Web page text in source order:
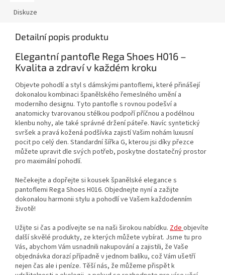
Diskuze
Detailní popis produktu
Elegantní pantofle Rega Shoes H016 –
Kvalita a zdraví v každém kroku
Objevte pohodlí a styl s dámskými pantoflemi, které přinášejí
dokonalou kombinaci španělského řemeslného umění a
moderního designu. Tyto pantofle s rovnou podešví a
anatomicky tvarovanou stélkou podpoří příčnou a podélnou
klenbu nohy, ale také správné držení páteře. Navíc syntetický
svršek a pravá kožená podšívka zajistí Vašim nohám luxusní
pocit po celý den. Standardní šířka G, kterou jsi díky přezce
můžete upravit dle svých potřeb, poskytne dostatečný prostor
pro maximální pohodlí.
Nečekejte a dopřejte si kousek španělské elegance s
pantoflemi Rega Shoes H016. Objednejte nyní a zažijte
dokonalou harmonii stylu a pohodlí ve Vašem každodenním
životě!
Užijte si čas a podívejte se na naši širokou nabídku. Zdeobjevíte
další skvělé produkty, ze kterých můžete vybírat. Jsme tu pro
Vás, abychom Vám usnadnili nakupování a zajistili, že Vaše
objednávka dorazí případně v jednom balíku, což Vám ušetří
nejen čas ale i peníze. Těší nás, že můžeme přispět k